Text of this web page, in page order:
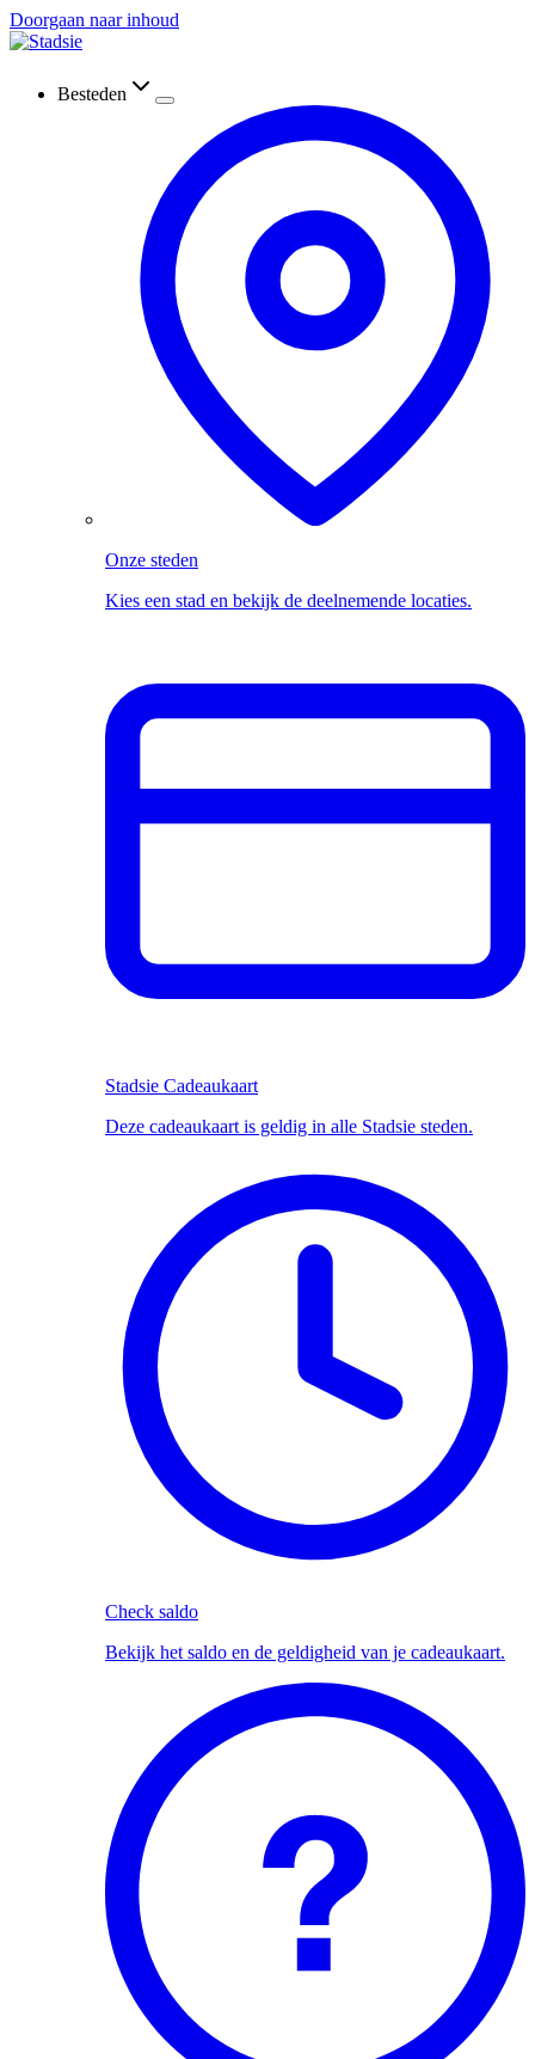
Doorgaan naar inhoud
Besteden
Onze steden
Kies een stad en bekijk de deelnemende locaties.
Stadsie Cadeaukaart
Deze cadeaukaart is geldig in alle Stadsie steden.
Check saldo
Bekijk het saldo en de geldigheid van je cadeaukaart.